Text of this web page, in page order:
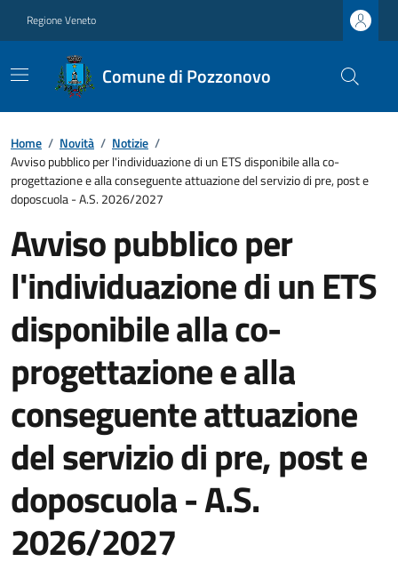
Regione Veneto
Comune di Pozzonovo
Home / Novità / Notizie /
Avviso pubblico per l'individuazione di un ETS disponibile alla co-
progettazione e alla conseguente attuazione del servizio di pre, post e
doposcuola - A.S. 2026/2027
Avviso pubblico per
l'individuazione di un ETS
disponibile alla co-
progettazione e alla
conseguente attuazione
del servizio di pre, post e
doposcuola - A.S.
2026/2027